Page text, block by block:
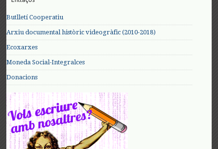
Butlletí Cooperatiu
Arxiu documental històric videogràfic (2010-2018)
Ecoxarxes
Moneda Social-Integralces
Donacions